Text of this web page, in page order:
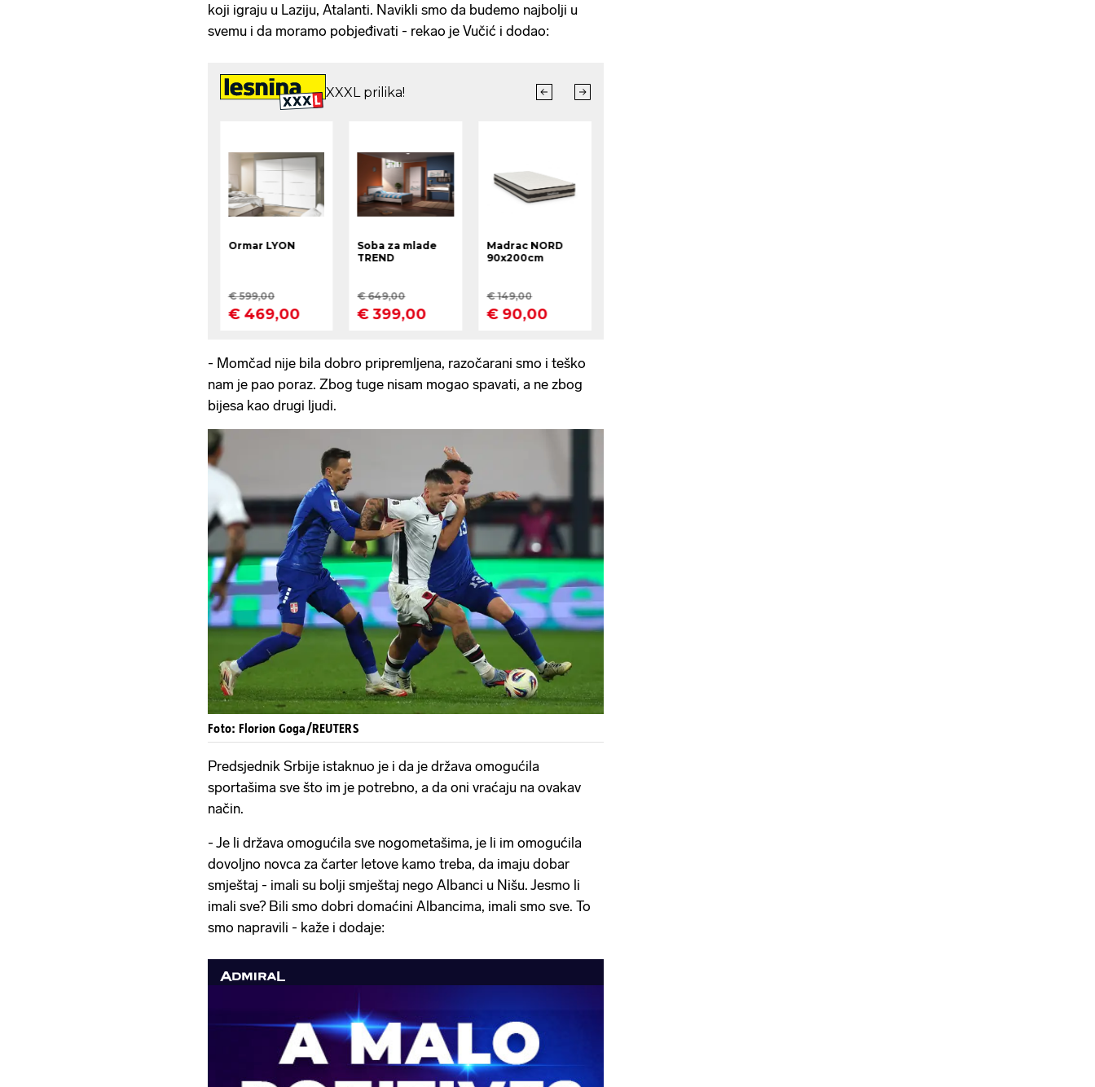
koji igraju u Laziju, Atalanti. Navikli smo da budemo najbolji u
svemu i da moramo pobjeđivati - rekao je Vučić i dodao:
- Momčad nije bila dobro pripremljena, razočarani smo i teško
nam je pao poraz. Zbog tuge nisam mogao spavati, a ne zbog
bijesa kao drugi ljudi.
Foto: Florion Goga/REUTERS
Predsjednik Srbije istaknuo je i da je država omogućila
sportašima sve što im je potrebno, a da oni vraćaju na ovakav
način.
- Je li država omogućila sve nogometašima, je li im omogućila
dovoljno novca za čarter letove kamo treba, da imaju dobar
smještaj - imali su bolji smještaj nego Albanci u Nišu. Jesmo li
imali sve? Bili smo dobri domaćini Albancima, imali smo sve. To
smo napravili - kaže i dodaje: